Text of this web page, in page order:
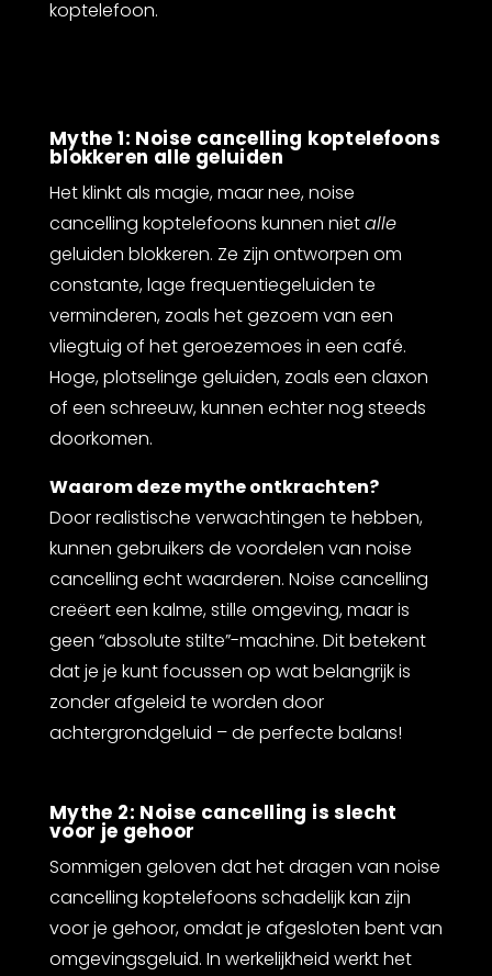
koptelefoon.
Mythe 1: Noise cancelling koptelefoons
blokkeren alle geluiden
Het klinkt als magie, maar nee, noise
cancelling koptelefoons kunnen nietalle
geluiden blokkeren. Ze zijn ontworpen om
constante, lage frequentiegeluiden te
verminderen, zoals het gezoem van een
vliegtuig of het geroezemoes in een café.
Hoge, plotselinge geluiden, zoals een claxon
of een schreeuw, kunnen echter nog steeds
doorkomen.
Waarom deze mythe ontkrachten?
Door realistische verwachtingen te hebben,
kunnen gebruikers de voordelen van noise
cancelling echt waarderen. Noise cancelling
creëert een kalme, stille omgeving, maar is
geen “absolute stilte”-machine. Dit betekent
dat je je kunt focussen op wat belangrijk is
zonder afgeleid te worden door
achtergrondgeluid – de perfecte balans!
Mythe 2: Noise cancelling is slecht
voor je gehoor
Sommigen geloven dat het dragen van noise
cancelling koptelefoons schadelijk kan zijn
voor je gehoor, omdat je afgesloten bent van
omgevingsgeluid. In werkelijkheid werkt het